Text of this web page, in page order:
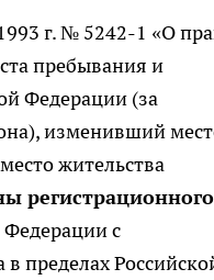
г. № 5242-1 «О
пребывания и
Федерации (за
изменивший
жительства
регистрационного
Федерации с
пределах